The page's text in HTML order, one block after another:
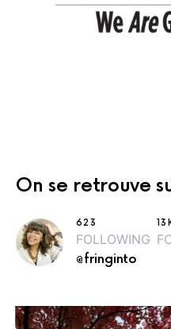
On se retrouve
623
FOLLOWING
@fringinto